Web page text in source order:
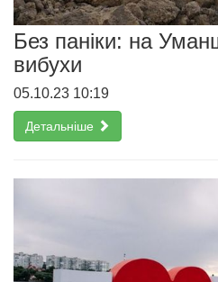
Без паніки: на
вибухи
05.10.23 10:19
Детальніше